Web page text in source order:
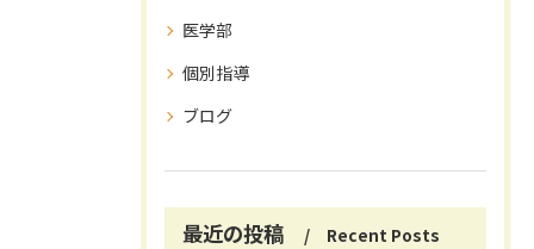
医学部
個別指導
ブログ
最近の投稿 Recent Posts